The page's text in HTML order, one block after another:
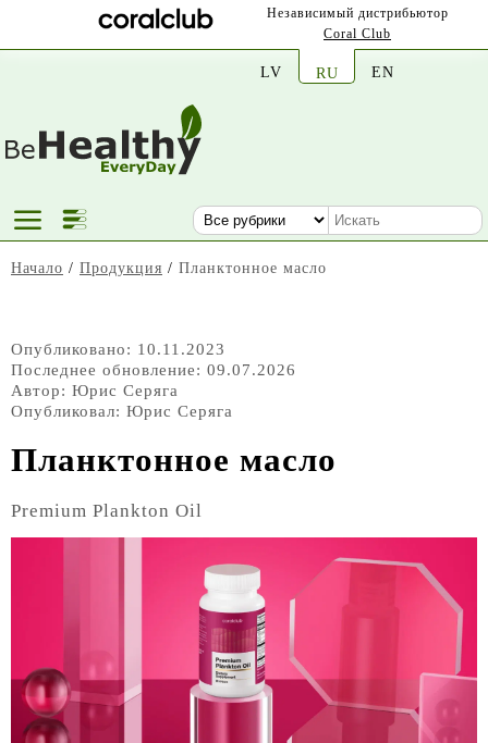
Независимый дистрибьютор
Coral Club
LV RU EN
Начало / Продукция / Планктонное масло
Опубликовано: 10.11.2023
Последнее обновление: 09.07.2026
Автор: Юрис Серяга
Опубликовал: Юрис Серяга
Планктонное масло
Premium Plankton Oil